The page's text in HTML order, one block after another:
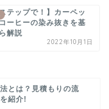
テップで！】カーペッ
ーヒーの染み抜きを基
解説
2022年10月1日
とは？見積もりの流
紹介!